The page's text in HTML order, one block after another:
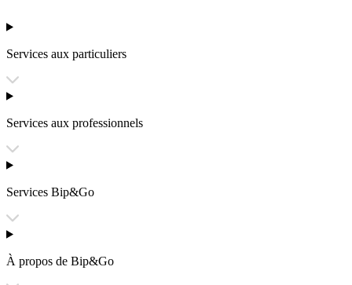
Services aux particuliers
Services aux professionnels
Services Bip&Go
À propos de Bip&Go